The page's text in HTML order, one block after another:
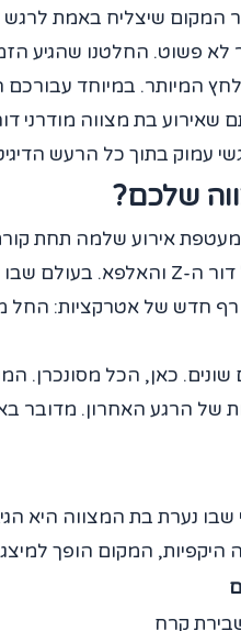
שיצליח באמת
לא פשוט. החלטנו שהגיע
המיותר. במיוחד עבורכם
שאירוע בת מצווה מודרני
עמוק בתוך כל הרעש
שלכם?
מעטפת אירוע שלמה תחת
רף חדש של אטרקציות: החל
כאן, הכל מסונכרן.
של הרגע האחרון.
נערת בת המצווה היא
המקום הופך
קרח